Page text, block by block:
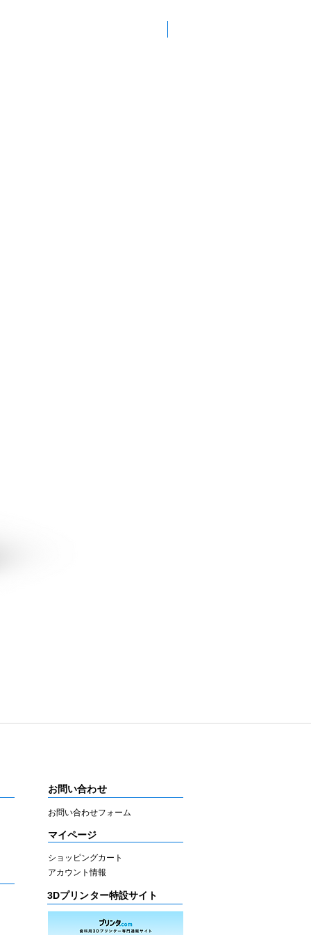
お問い合わせ
お問い合わせフォーム
マイページ
ショッピングカート
アカウント情報
3Dプリンター特設サイト